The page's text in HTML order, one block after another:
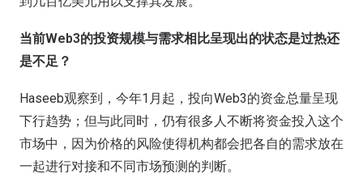
当前Web3的投资规模与需求相比呈现出的状态是过热还
是不足？
Haseeb观察到，今年1月起，投向Web3的资金总量呈现
下行趋势；但与此同时，仍有很多人不断将资金投入这个
市场中，因为价格的风险使得机构都会把各自的需求放在
一起进行对接和不同市场预测的判断。